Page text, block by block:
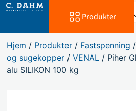
Produkter
Hjem / Produkter / Fastspenning
og sugekopper /VENAL / Piher
alu SILIKON 100 kg